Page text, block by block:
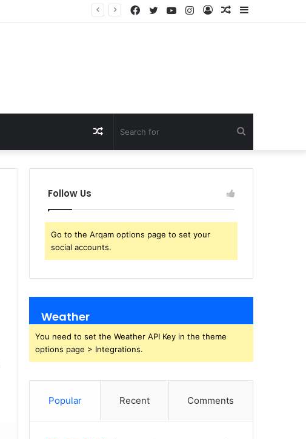
Random
Log
Instagram
YouTube
Twitter
Facebook
for
Random
Article
Follow Us
Go to the Arqam options page to set your
social accounts.
Weather
You need to set the Weather API Key in the theme
options page > Integrations.
Popular Recent Comments